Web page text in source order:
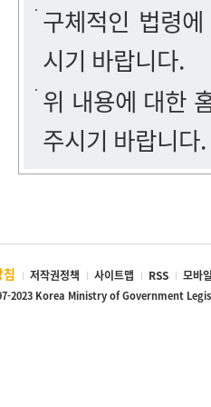
구체적인 법령
시기 바랍니다.
위 내용에 대한
주시기 바랍니다.
저작권정책 사이트맵 RSS 모바
2023 Korea Ministry of Government